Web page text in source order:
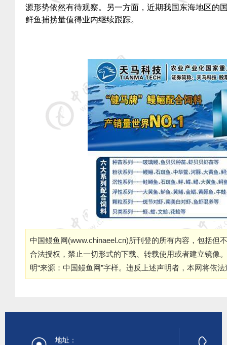
源形势依然有待观察。另一方面，近期我国东海地区的
鲜鱼捕捞量值得业内继续跟踪。
中国鳗鱼网(www.chinaeel.cn)所刊登的所有内容，包括但
合法授权，禁止一切形式的下载、转载使用或者建立镜像
明“来源：中国鳗鱼网”字样。违反上述声明者，本网将依
地址：